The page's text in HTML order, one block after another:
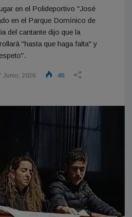
en el Polideportivo "José
en el Parque Domínico de
del cantante dijo que la
"hasta que haga falta" y
Junio, 2026 46